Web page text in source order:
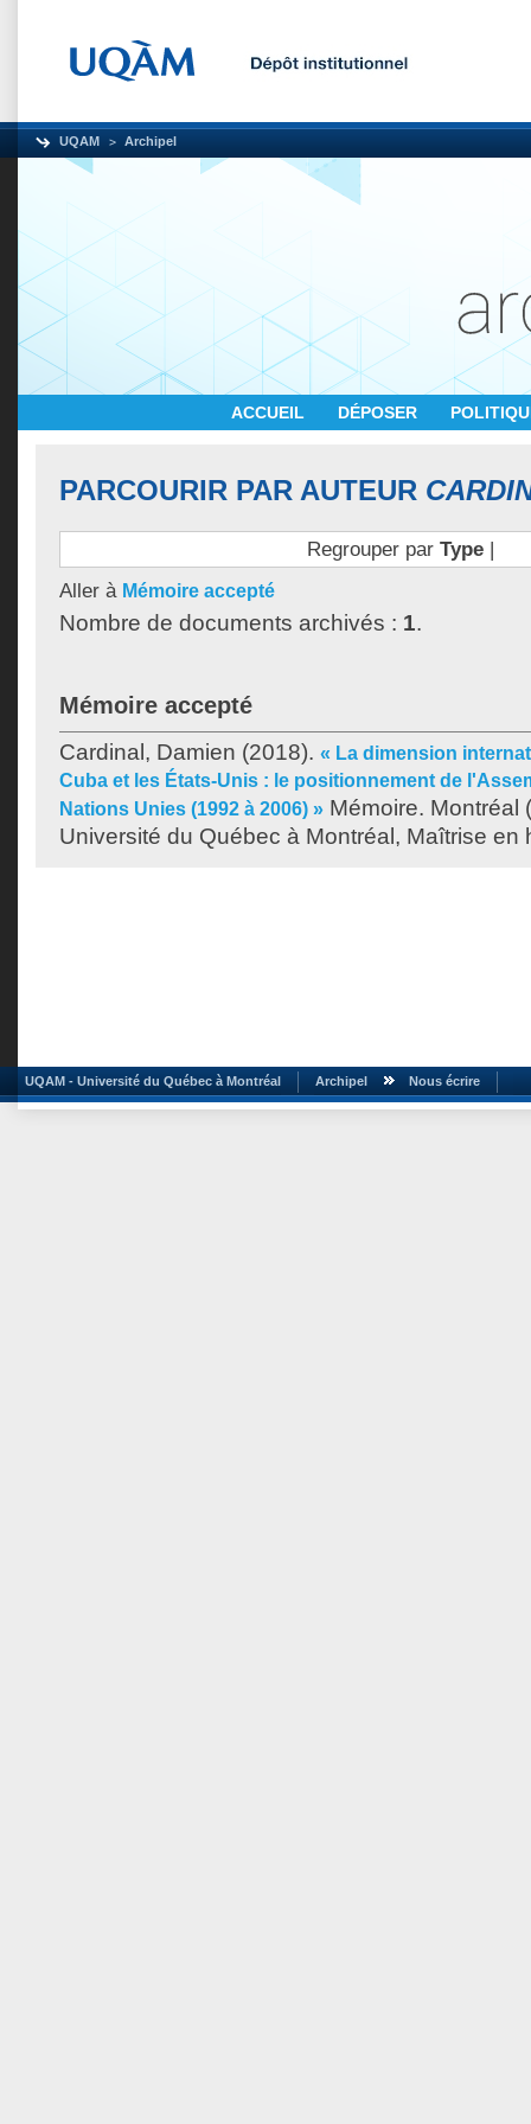
UQAM Archipel
ACCUEIL DÉPOSER
PARCOURIR PAR AUTEUR
Regrouper par Type|
Aller à Mémoire accepté
Nombre de documents archivés : 1.
Mémoire accepté
Cardinal, Damien (2018). « La dimension
Cuba et les États-Unis : le positionnement de
Nations Unies (1992 à 2006) » Mémoire. Montréal
Université du Québec à Montréal, Maîtrise en
UQAM - Université du Québec à Montréal Archipel Nous écrire